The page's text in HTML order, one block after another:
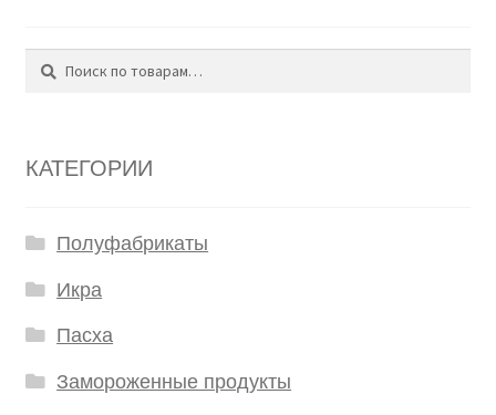
Искать:
Поиск
КАТЕГОРИИ
Полуфабрикаты
Икра
Пасха
Замороженные продукты